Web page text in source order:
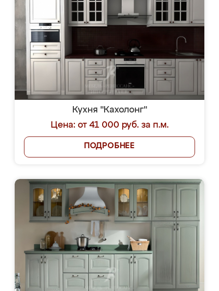
Кухня "Кахолонг"
Цена: от 41 000 руб. за п.м.
ПОДРОБНЕЕ